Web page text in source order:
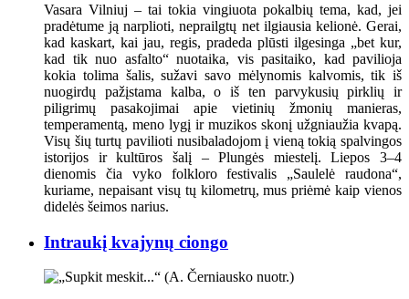
Vasara Vilniuj – tai tokia vingiuota pokalbių tema, kad, jei
pradėtume ją narplioti, neprailgtų net ilgiausia kelionė. Gerai,
kad kaskart, kai jau, regis, pradeda plūsti ilgesinga „bet kur,
kad tik nuo asfalto“ nuotaika, vis pasitaiko, kad pavilioja
kokia tolima šalis, sužavi savo mėlynomis kalvomis, tik iš
nuogirdų pažįstama kalba, o iš ten parvykusių pirklių ir
piligrimų pasakojimai apie vietinių žmonių manieras,
temperamentą, meno lygį ir muzikos skonį užgniaužia kvapą.
Visų šių turtų pavilioti nusibaladojom į vieną tokią spalvingos
istorijos ir kultūros šalį – Plungės miestelį. Liepos 3–4
dienomis čia vyko folkloro festivalis „Saulelė raudona“,
kuriame, nepaisant visų tų kilometrų, mus priėmė kaip vienos
didelės šeimos narius.
Intraukį kvajynų ciongo